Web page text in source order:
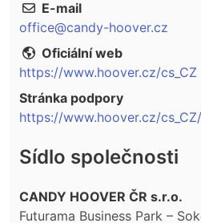
E-mail
office@candy-hoover.cz
Oficiální web
https://www.hoover.cz/cs_CZ
Stránka podpory
https://www.hoover.cz/
Sídlo společnosti
CANDY HOOVER ČR s.r.o.
Futurama Business Park –